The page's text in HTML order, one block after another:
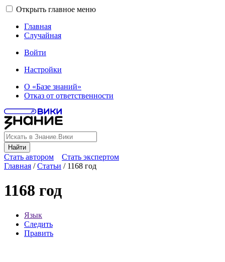
Открыть главное меню
Главная
Случайная
Войти
Настройки
О «Базе знаний»
Отказ от ответственности
Найти
Стать автором
Стать экспертом
Главная /Статьи / 1168 год
1168 год
Язык
Следить
Править